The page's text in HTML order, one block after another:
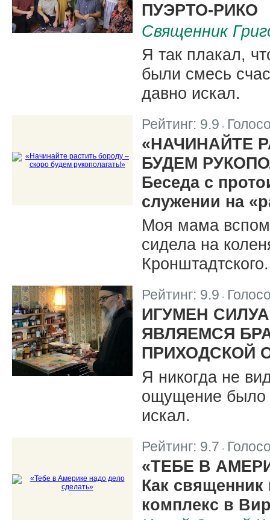
ПУЭРТО-РИКО
Священник
Я так плакал,
были смесь
давно искал.
Рейтинг: 9.9
«НАЧИНАЙТЕ
БУДЕМ
Беседа с
служении на
Моя мама
сидела на
Кронштадтского.
Рейтинг: 9.9
ИГУМЕН
ЯВЛЯЕМСЯ
ПРИХОДСКОЙ
Я никогда не
ощущение было
искал.
Рейтинг: 9.7 |
«ТЕБЕ В
Как
комплекс в